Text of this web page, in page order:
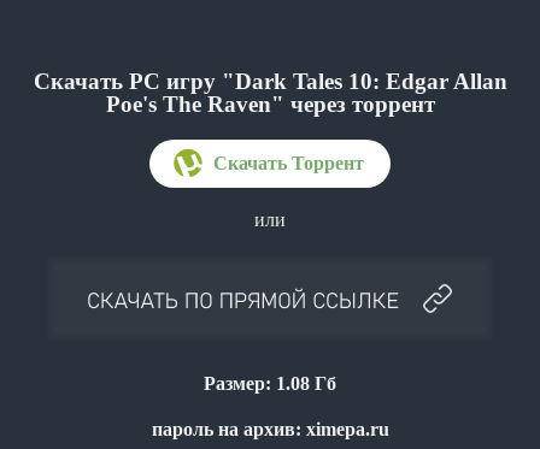
Скачать PC игру "Dark Tales 10: Edgar Allan
Poe's The Raven" через торрент
или
Размер: 1.08 Гб
пароль на архив: ximepa.ru